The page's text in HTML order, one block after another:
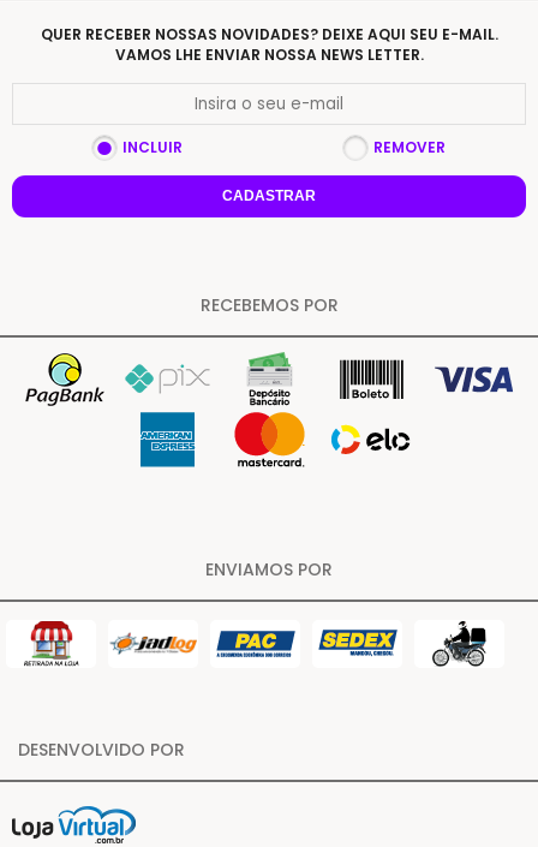
QUER RECEBER NOSSAS NOVIDADES? DEIXE AQUI SEU E-MAIL.
VAMOS LHE ENVIAR NOSSA NEWS LETTER.
INCLUIR REMOVER
CADASTRAR
RECEBEMOS POR
ENVIAMOS POR
DESENVOLVIDO POR